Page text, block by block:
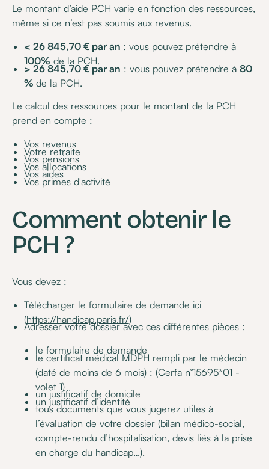
Le montant d’aide PCH varie en fonction des ressources,
même si ce n’est pas soumis aux revenus.
< 26 845,70 € par an : vous pouvez prétendre à
100% de la PCH.
> 26 845,70 € par an : vous pouvez prétendre à 80
% de la PCH.
Le calcul des ressources pour le montant de la PCH
prend en compte :
Vos revenus
Votre retraite
Vos pensions
Vos allocations
Vos aides
Vos primes d'activité
Comment obtenir le
PCH ?
Vous devez :
Télécharger le formulaire de demande ici
(https://handicap.paris.fr/)
Adresser votre dossier avec ces différentes pièces :
le formulaire de demande
le certificat médical MDPH rempli par le médecin
(daté de moins de 6 mois) : (Cerfa n°15695*01 -
volet 1)
un justificatif de domicile
un justificatif d’identité
tous documents que vous jugerez utiles à
l’évaluation de votre dossier (bilan médico-social,
compte-rendu d’hospitalisation, devis liés à la prise
en charge du handicap…).